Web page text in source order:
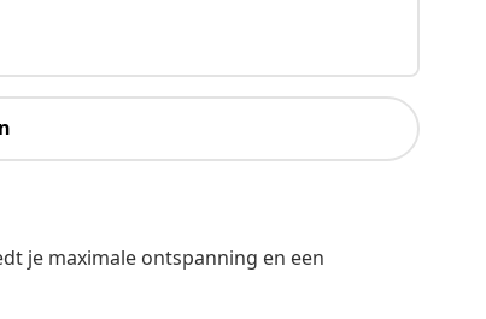
je maximale ontspanning en een